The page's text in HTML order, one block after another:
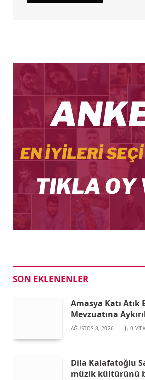
SON EKLENENLER
Amasya Katı Atık
Mevzuatına
AĞUSTOS 8, 2026 0
Dila Kalafatoğlu
müzik kültürünü